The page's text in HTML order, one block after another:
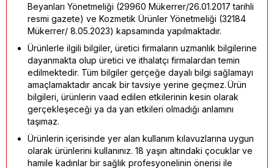
Beyanları Yönetmeliği (29960 Mükerrer/26.01.2017 tarihli
resmi gazete) ve Kozmetik Ürünler Yönetmeliği (32184
Mükerrer/ 8.05.2023) kapsamında yapılmaktadır.
Ürünlerle ilgili bilgiler, üretici firmaların uzmanlık bilgilerine
dayanmakta olup üretici ve ithalatçı firmalardan temin
edilmektedir. Tüm bilgiler gerçeğe dayalı bilgi sağlamayı
amaçlamaktadır ancak bir tavsiye yerine geçmez. Ürün
bilgileri, ürünlerin vaad edilen etkilerinin kesin olarak
gerçekleşeceği ya da yan etkileri olmadığı anlamını
taşımaz.
Ürünlerin içerisinde yer alan kullanım kılavuzlarına uygun
olarak ürünlerini kullanınız. 18 yaşın altındaki çocuklar ve
hamile kadınlar bir sağlık profesyonelinin önerisi ile